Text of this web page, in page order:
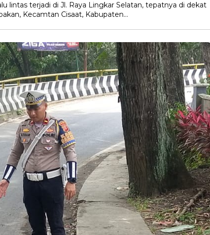
lintas terjadi di Jl. Raya Lingkar Selatan, tepatnya di dekat
Kecamtan Cisaat, Kabupaten…